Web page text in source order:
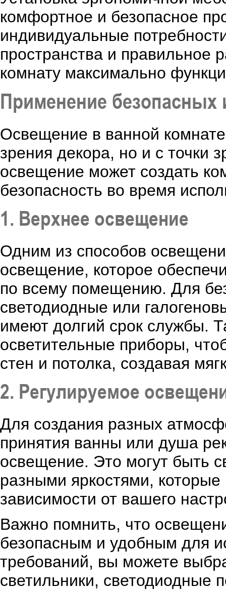
комфортное и безопасное
индивидуальные
пространства и
комнату максимально
Применение безопасных
Освещение в ванной
зрения декора, но и с точки
освещение может создать
безопасность во время
1. Верхнее освещение
Одним из способов
освещение, которое
по всему помещению. Для
светодиодные или
имеют долгий срок службы.
осветительные приборы,
стен и потолка, создавая
2. Регулируемое
Для создания разных
принятия ванны или душа
освещение. Это могут быть
разными яркостями, которые
зависимости от вашего
Важно помнить, что
безопасным и удобным для
требований, вы можете
светильники, светодиодные